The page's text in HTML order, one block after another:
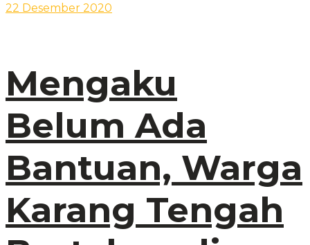
22 Desember 2020
Mengaku
Belum Ada
Bantuan, Warga
Karang Tengah